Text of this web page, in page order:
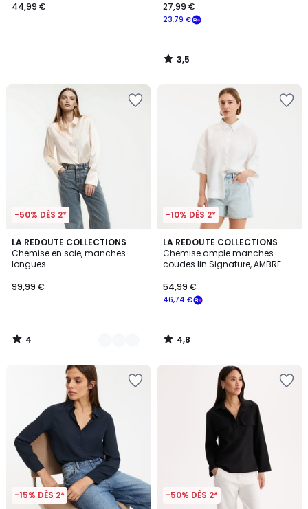
44,99 €
23,79 €
27,99 €
3,5
/
-50% DÈS 2*
LA REDOUTE COLLECTIONS
Chemise en soie, manches
longues
99,99 €
4
/
5
2
Couleurs
4
/
-10% DÈS 2*
LA REDOUTE COLLECTIONS
Chemise ample manches
coudes lin Signature, AMBRE
46,74 €
54,99 €
4,8
/ 5
4,8
/
-15% DÈS 2* -50% DÈS 2*